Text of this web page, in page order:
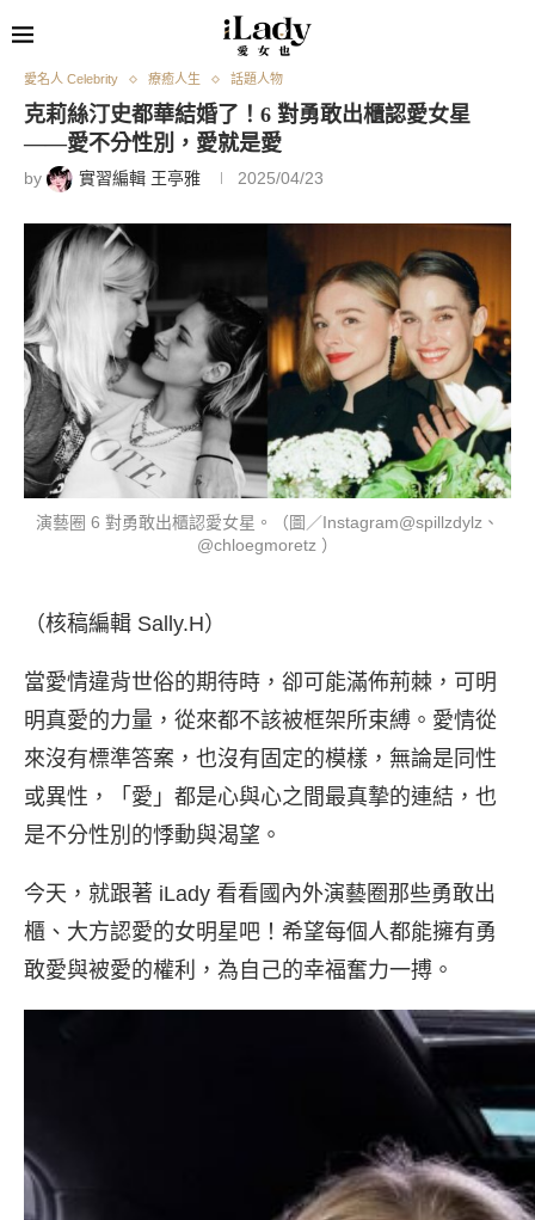
愛名人 Celebrity 療癒人生 話題人物
克莉絲汀史都華結婚了！6 對勇敢出櫃認愛女星
——愛不分性別，愛就是愛
by 實習編輯 王亭雅 2025/04/23
演藝圈 6 對勇敢出櫃認愛女星。（圖／Instagram@spillzdylz、
@chloegmoretz ）
（核稿編輯 Sally.H）
當愛情違背世俗的期待時，卻可能滿佈荊棘，可明
明真愛的力量，從來都不該被框架所束縛。愛情從
來沒有標準答案，也沒有固定的模樣，無論是同性
或異性，「愛」都是心與心之間最真摯的連結，也
是不分性別的悸動與渴望。
今天，就跟著 iLady 看看國內外演藝圈那些勇敢出
櫃、大方認愛的女明星吧！希望每個人都能擁有勇
敢愛與被愛的權利，為自己的幸福奮力一搏。